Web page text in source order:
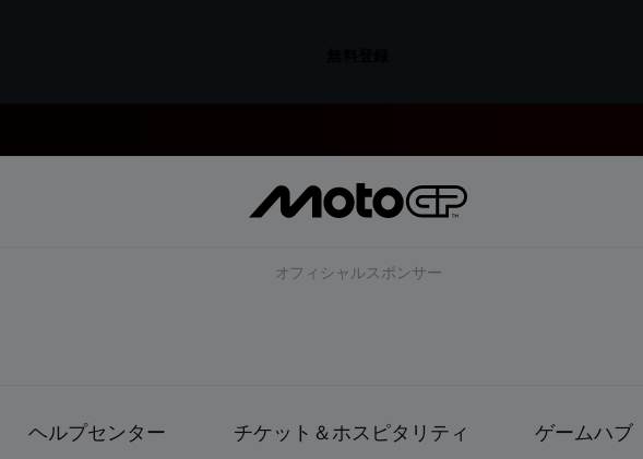
オフィシャルスポンサー
ヘルプセンター チケット＆ホスピタリティ ゲームハブ